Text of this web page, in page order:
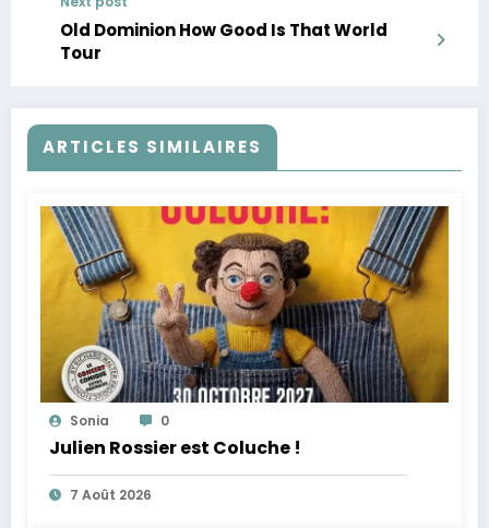
Old Dominion How Good Is That World
Tour
ARTICLES SIMILAIRES
Sonia 0
Julien Rossier est Coluche !
7 Août 2026